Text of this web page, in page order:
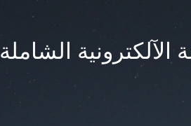
الشاملة